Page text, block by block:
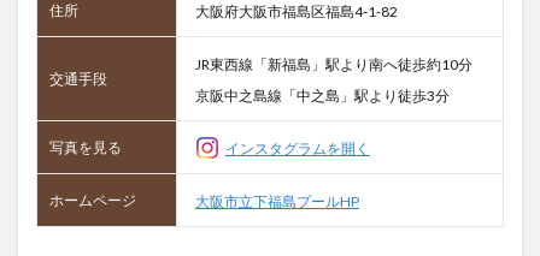
住所 大阪府大阪市福島区福島4-1-82
交通手段
JR東西線「新福島」駅より南へ徒歩約10分
京阪中之島線「中之島」駅より徒歩3分
写真を見る インスタグラムを開く
ホームページ 大阪市立下福島プールHP